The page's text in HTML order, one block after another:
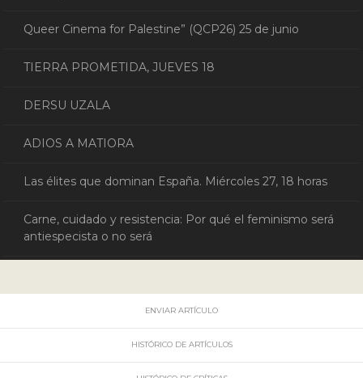
Queer Cinema for Palestine” (QCP26) 25 de junio
TIERRA PROMETIDA, JUEVES 18
DERSU UZALA
ADIOS A MATIORA
Las élites que dominan España. Miércoles 27, 18 horas
Carne, cuidado y resistencia: Por qué el feminismo será
antiespecista o no será
ENVIAR ARTÍCULO
HISTÓRICO DE ARTÍCULOS